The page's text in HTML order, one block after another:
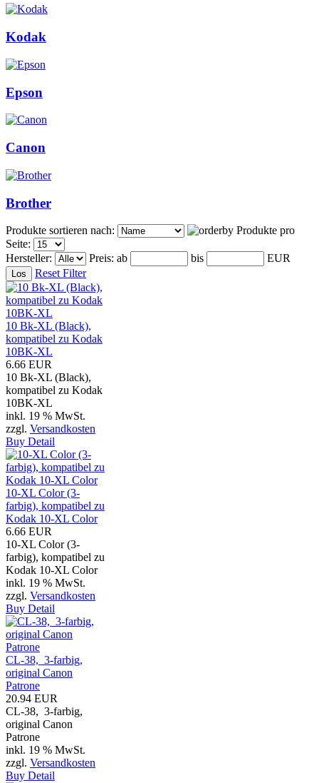
Kodak
Epson
Canon
Brother
Produkte sortieren nach:
Produkte pro
Seite:
Hersteller:
Preis: ab bis
EUR
Reset Filter
10 Bk-XL (Black),
kompatibel zu Kodak
10BK-XL
6.66 EUR
10 Bk-XL (Black),
kompatibel zu Kodak
10BK-XL
inkl. 19 % MwSt.
zzgl. Versandkosten
Buy Detail
10-XL Color (3-
farbig), kompatibel zu
Kodak 10-XL Color
6.66 EUR
10-XL Color (3-
farbig), kompatibel zu
Kodak 10-XL Color
inkl. 19 % MwSt.
zzgl. Versandkosten
Buy Detail
CL-38, 3-farbig,
original Canon
Patrone
20.94 EUR
CL-38, 3-farbig,
original Canon
Patrone
inkl. 19 % MwSt.
zzgl. Versandkosten
Buy Detail